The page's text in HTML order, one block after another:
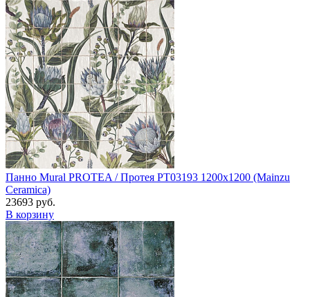
Панно Mural PROTEA / Протея PT03193 1200x1200 (Mainzu
Ceramica)
23693 руб.
В корзину